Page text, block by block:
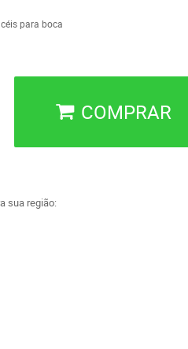
para boca
COMPRAR
sua região: